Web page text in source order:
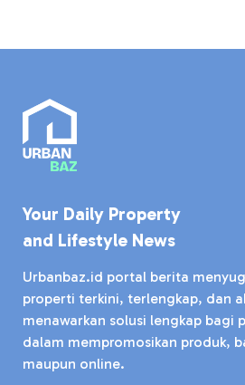
Your Daily Property
and Lifestyle News
Urbanbaz.id portal berita
properti terkini, terlengkap, dan
menawarkan solusi lengkap bagi
dalam mempromosikan produk,
maupun online.